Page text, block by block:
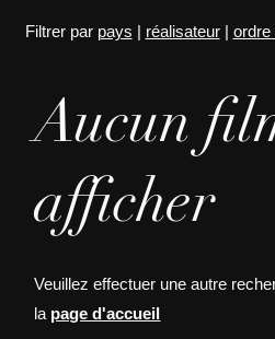
Filtrer par pays | réalisateur| ordre
Aucun
afficher
Veuillez effectuer une autre
la page d'accueil